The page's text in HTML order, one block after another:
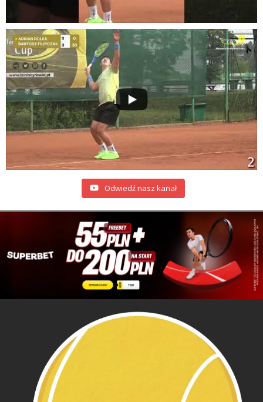
Odwiedź nasz kanał